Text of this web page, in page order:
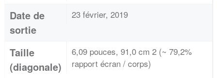
Date de
sortie
23 février, 2019
Taille
(diagonale)
6,09 pouces, 91,0 cm 2 (~ 79,2%
rapport écran / corps)